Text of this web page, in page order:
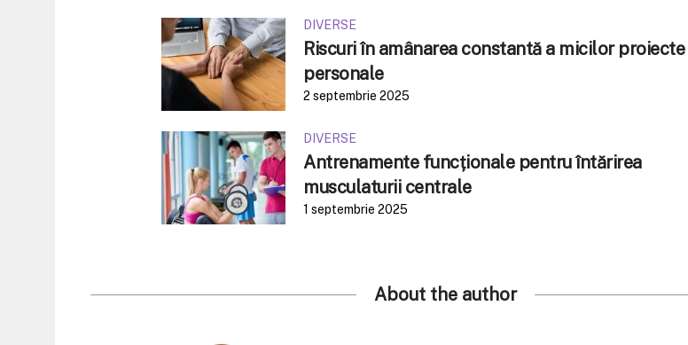
DIVERSE
Riscuri în amânarea constantă a micilor proiecte
personale
2 septembrie 2025
DIVERSE
Antrenamente funcționale pentru întărirea
musculaturii centrale
1 septembrie 2025
About the author